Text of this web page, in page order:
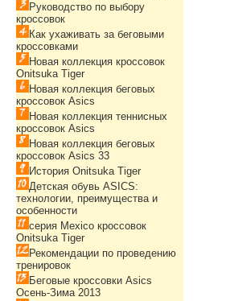
Руководство по выбору
кроссовок
Как ухаживать за беговыми
кроссовками
Новая коллекция кроссовок
Onitsuka Tiger
Новая коллекция беговых
кроссовок Asics
Новая коллекция теннисных
кроссовок Asics
Новая коллекция беговых
кроссовок Asics 33
История Onitsuka Tiger
Детская обувь ASICS:
технологии, преимущества и
особенности
серия Mexico кроссовок
Onitsuka Tiger
Рекомендации по проведению
тренировок
Беговые кроссовки Asics
Осень-Зима 2013